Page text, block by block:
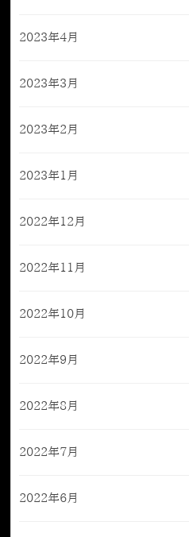
2023年4月
2023年3月
2023年2月
2023年1月
2022年12月
2022年11月
2022年10月
2022年9月
2022年8月
2022年7月
2022年6月